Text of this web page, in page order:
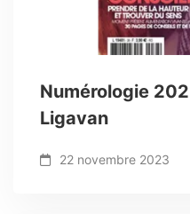
Numérologie
Ligavan
22 novembre 2023